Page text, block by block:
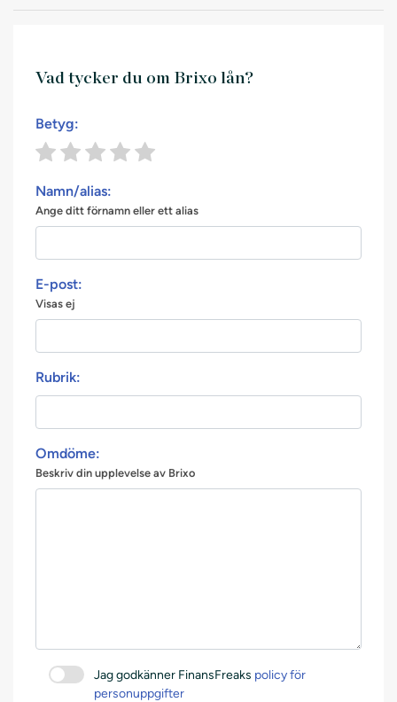
Vad tycker du om Brixo lån?
Betyg:
Namn/alias:
Ange ditt förnamn eller ett alias
E-post:
Visas ej
Rubrik:
Omdöme:
Beskriv din upplevelse av Brixo
Jag godkänner FinansFreaks policy för
personuppgifter